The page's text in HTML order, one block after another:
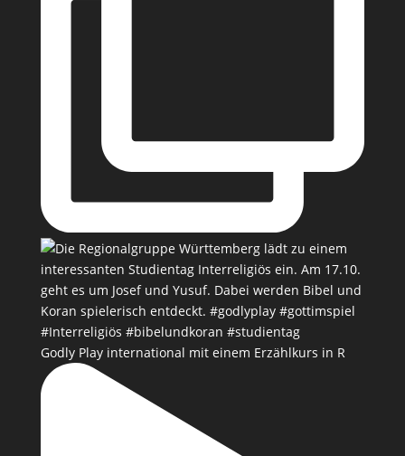
Godly Play international mit einem Erzählkurs in R